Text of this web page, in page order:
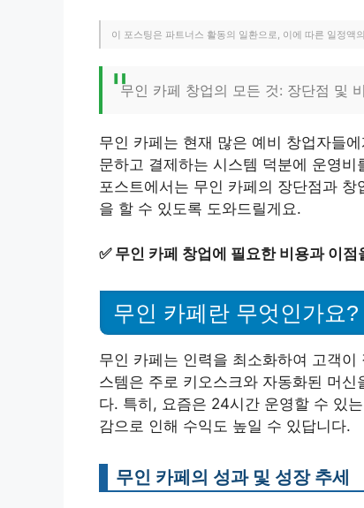
이 포스팅은 파트너스 활동의 일환으로, 이에 따른 일정액
무인 카페 창업의 모든 것: 장단점 및
무인 카페는 현재 많은 예비 창업자들
문하고 결제하는 시스템 덕분에 운영
포스트에서는 무인 카페의 장단점과
을 할 수 있도록 도와드릴게요.
✅ 무인 카페 창업에 필요한 비용과 이점
무인 카페란 무엇인가요?
무인 카페는 인력을 최소화하여 고객
스템은 주로 키오스크와 자동화된 머
다. 특히, 요즘은 24시간 운영할 수 있
감으로 인해 수익도 높일 수 있답니다.
무인 카페의 성과 및 성장 추세